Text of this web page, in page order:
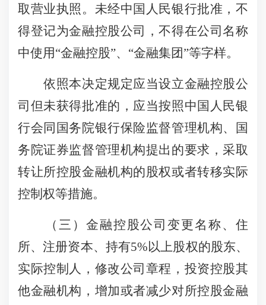
取营业执照。未经中国人民银行批准，不
得登记为金融控股公司，不得在公司名称
中使用“金融控股”、“金融集团”等字样。
依照本决定规定应当设立金融控股公
司但未获得批准的，应当按照中国人民银
行会同国务院银行保险监督管理机构、国
务院证券监督管理机构提出的要求，采取
转让所控股金融机构的股权或者转移实际
控制权等措施。
（三）金融控股公司变更名称、住
所、注册资本、持有5%以上股权的股东、
实际控制人，修改公司章程，投资控股其
他金融机构，增加或者减少对所控股金融